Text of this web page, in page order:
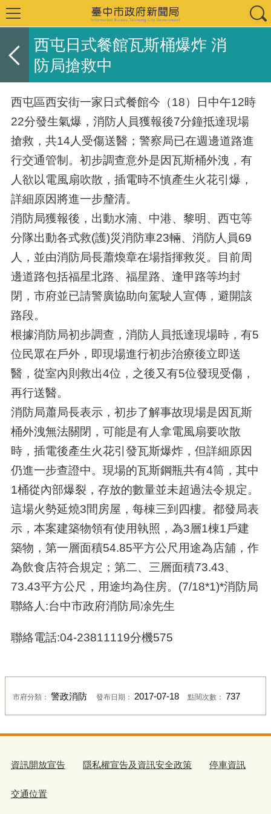
西屯日式餐館瓦斯桶爆炸 消
防局搶救中
西屯區西安街一家日式餐館今（18）日中午12時
22分發生氣爆，消防人員獲報後7分鐘抵達現場
搶救，共14人受傷送醫；警察局已在週邊道路進
行交通管制。初步調查意外是因瓦斯桶外洩，有
人欲以電風扇吹散，插電時不慎產生火花引爆，
詳細原因將進一步釐清。
消防局獲報後，出動水湳、中港、黎明、西屯等
分隊出動各式救(護)災消防車23輛、消防人員69
人，並由消防局長蕭煥章在場指揮救災。目前周
邊道路包括福星北路、福星路、逢甲路等均封
閉，市府並已請警廣協助向駕駛人宣傳，避開該
路段。
根據消防局初步調查，消防人員抵達現場時，有5
位民眾在戶外，即現場進行初步治療後立即送
醫，從室內則救出4位，之後又有5位發現受傷，
再行送醫。
消防局蕭局長表示，初步了解事故現場是因瓦斯
桶外洩無法關閉，可能是有人拿電風扇要吹散
時，插電後產生火花引發瓦斯爆炸，但詳細原因
仍進一步查證中。現場的瓦斯鋼瓶共有4筒，其中
1桶從內部爆裂，存放的數量並未超過法令規定。
這場火勢延燒3間房屋，每棟三到四樓。都發局表
示，本案建築物領有使用執照，為3層1棟1戶建
築物，第一層面積54.85平方公尺用途為店舖，作
為飲食店符合規定；第二、三層面積73.43、
73.43平方公尺，用途均為住房。(7/18*1)*消防局
聯絡人:台中市政府消防局凃先生
聯絡電話:04-23811119分機575
市府分類： 警政消防 發布日期： 2017-07-18 點閱次數： 737
資訊開放宣告 隱私權宣告及資訊安全政策 停車資訊
交通位置